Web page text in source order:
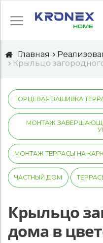
Главная
Крыльцо
ТОРЦЕВАЯ ЗАШИВКА
МОНТАЖ
МОНТАЖ ТЕРРАСЫ НА
ЧАСТНЫЙ ДОМ
Крыльцо
дома в